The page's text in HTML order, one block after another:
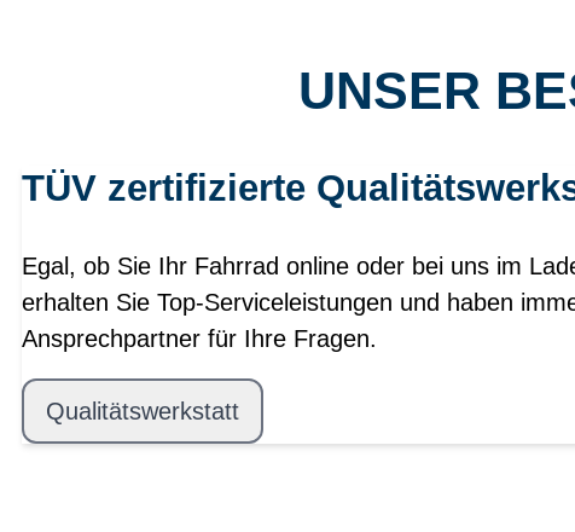
UNSER
TÜV zertifizierte
Egal, ob Sie Ihr Fahrrad online oder bei uns im
erhalten Sie Top-Serviceleistungen und haben
Ansprechpartner für Ihre Fragen.
Qualitätswerkstatt